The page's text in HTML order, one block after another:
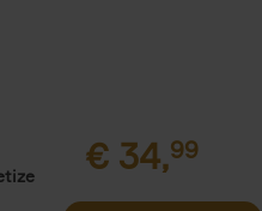
€ 34,99